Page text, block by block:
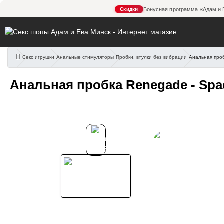
Скидки Бонусная программа «Адам и
Секс игрушки Анальные стимуляторы Пробки, втулки без вибрации Анальная
Анальная пробка
Анальная пробка Renegade -